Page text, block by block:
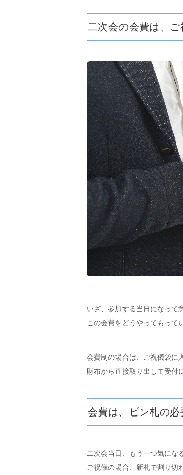
二次会の会費は、ご
いざ、参加する当日になって
この会費をどうやってもって
会費制の場合は、ご祝儀袋に
財布から直接取り出して受付
会費は、ピン札の必
二次会当日、もう一つ気にな
ご祝儀の場合、新札で割り切